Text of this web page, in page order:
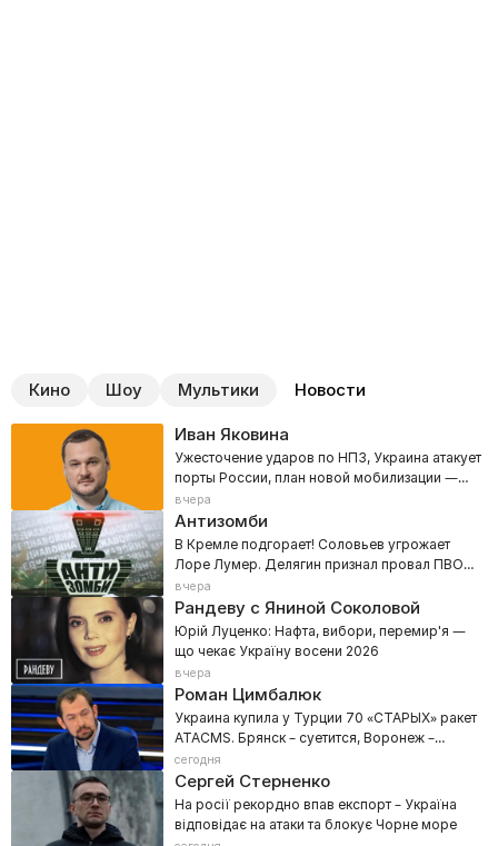
Кино Шоу Мультики Новости
Иван Яковина
Ужесточение ударов по НПЗ, Украина атакует
порты России, план новой мобилизации —
800 тысяч
вчера
Антизомби
В Кремле подгорает! Соловьев угрожает
Лоре Лумер. Делягин признал провал ПВО
РФ
вчера
Рандеву с Яниной Соколовой
Юрій Луценко: Нафта, вибори, перемир'я —
що чекає Україну восени 2026
вчера
Роман Цимбалюк
Украина купила у Турции 70 «СТАРЫХ» ракет
ATACMS. Брянск – суетится, Воронеж –
нервничает!
сегодня
Сергей Стерненко
На росії рекордно впав експорт – Україна
відповідає на атаки та блокує Чорне море